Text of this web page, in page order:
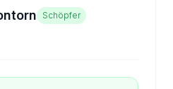
Schöpfer